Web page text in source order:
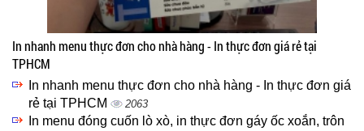
In nhanh menu thực đơn cho nhà hàng - In thực đơn giá rẻ tại
TPHCM
In nhanh menu thực đơn cho nhà hàng - In thực đơn giá
rẻ tại TPHCM
2063
In menu đóng cuốn lò xò, in thực đơn gáy ốc xoắn, trôn